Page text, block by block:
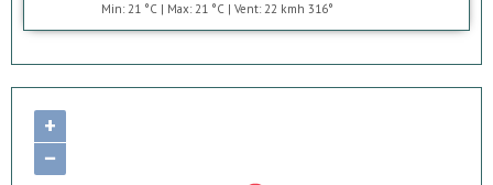
Min: 21 °C | Max: 21 °C | Vent: 22 kmh 316°
+
−